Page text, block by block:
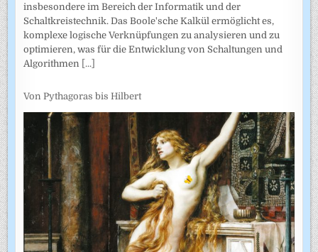
insbesondere im Bereich der Informatik und der
Schaltkreistechnik. Das Boole'sche Kalkül ermöglicht es,
komplexe logische Verknüpfungen zu analysieren und zu
optimieren, was für die Entwicklung von Schaltungen und
Algorithmen [...]
Von Pythagoras bis Hilbert